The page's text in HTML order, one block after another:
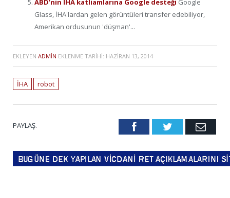
ABD’nin İHA katliamlarına Google desteği Google
Glass, İHA'lardan gelen görüntüleri transfer edebiliyor,
Amerikan ordusunun 'düşman'...
EKLEYEN ADMIN EKLENME TARIHI: HAZIRAN 13, 2014
İHA robot
PAYLAŞ. FacebookTwitter Email